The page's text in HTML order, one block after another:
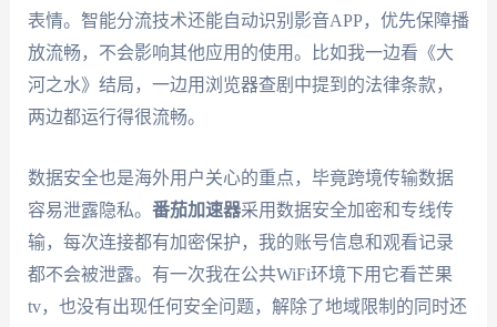
表情。智能分流技术还能自动识别影音APP，优先保障播
放流畅，不会影响其他应用的使用。比如我一边看《大
河之水》结局，一边用浏览器查剧中提到的法律条款，
两边都运行得很流畅。
数据安全也是海外用户关心的重点，毕竟跨境传输数据
容易泄露隐私。 番茄加速器采用数据安全加密和专线传
输，每次连接都有加密保护，我的账号信息和观看记录
都不会被泄露。有一次我在公共WiFi环境下用它看芒果
tv，也没有出现任何安全问题，解除了地域限制的同时还